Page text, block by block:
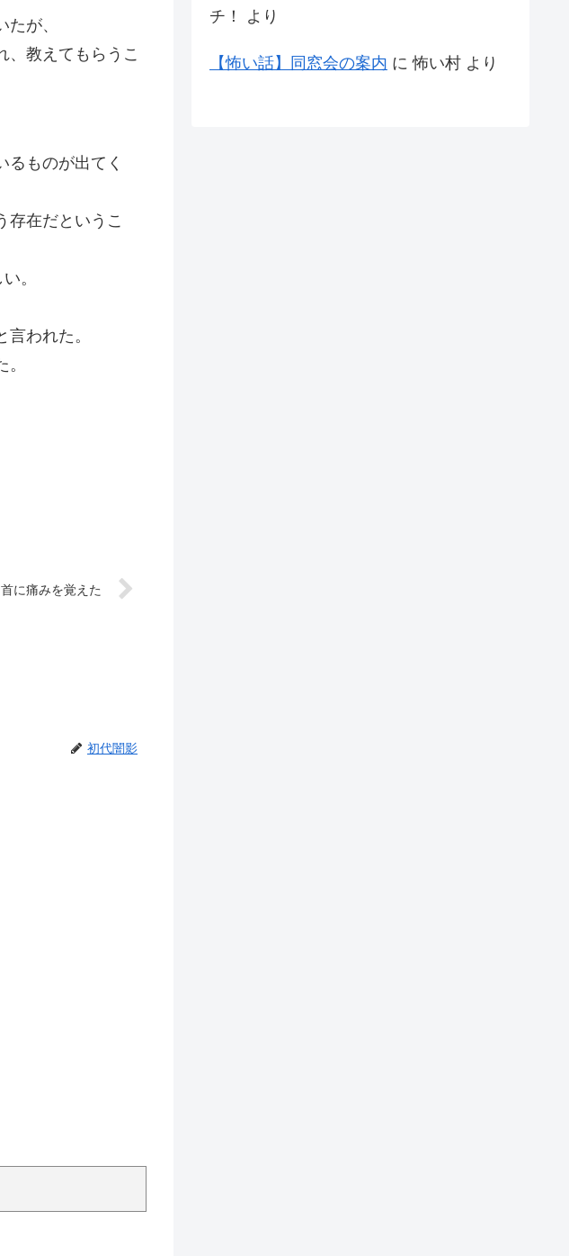
が、
、教えてもらうこ
ものが出てく
存在だというこ
。
われた。
に痛みを覚えた
初代闇影
チ！
より
【怖い話】同窓会の案内 に怖い村 より